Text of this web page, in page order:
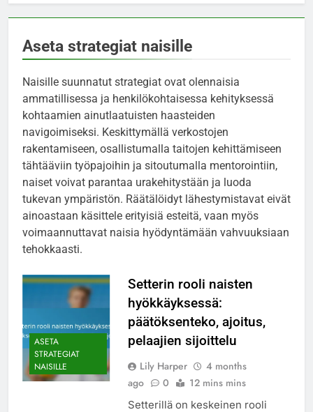
Aseta strategiat naisille
Naisille suunnatut strategiat ovat olennaisia
ammatillisessa ja henkilökohtaisessa kehityksessä
kohtaamien ainutlaatuisten haasteiden
navigoimiseksi. Keskittymällä verkostojen
rakentamiseen, osallistumalla taitojen kehittämiseen
tähtääviin työpajoihin ja sitoutumalla mentorointiin,
naiset voivat parantaa urakehitystään ja luoda
tukevan ympäristön. Räätälöidyt lähestymistavat eivät
ainoastaan käsittele erityisiä esteitä, vaan myös
voimaannuttavat naisia hyödyntämään vahvuuksiaan
tehokkaasti.
ASETA
STRATEGIAT
NAISILLE
Setterin rooli naisten
hyökkäyksessä:
päätöksenteko, ajoitus,
pelaajien sijoittelu
Lily Harper
4 months
ago
0 12 mins mins
Setterillä on keskeinen rooli